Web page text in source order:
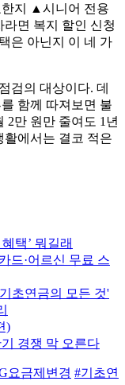
지 ▲시니어 전용
면 복지 할인 신청
은 아닌지 이 네 가
검의 대상이다. 데
함께 따져보면 불
2만 원만 줄여도 1년
활에서는 결코 적은
택’ 뭐길래
드·어르신 무료 스
초연금의 모든 것'
)
경쟁 막 오른다
요금제변경 #기초연